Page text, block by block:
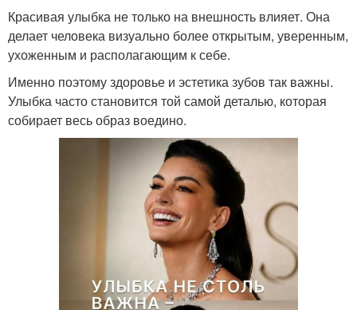
Красивая улыбка не только на внешность влияет. Она
делает человека визуально более открытым, уверенным,
ухоженным и располагающим к себе.
Именно поэтому здоровье и эстетика зубов так важны.
Улыбка часто становится той самой деталью, которая
собирает весь образ воедино.